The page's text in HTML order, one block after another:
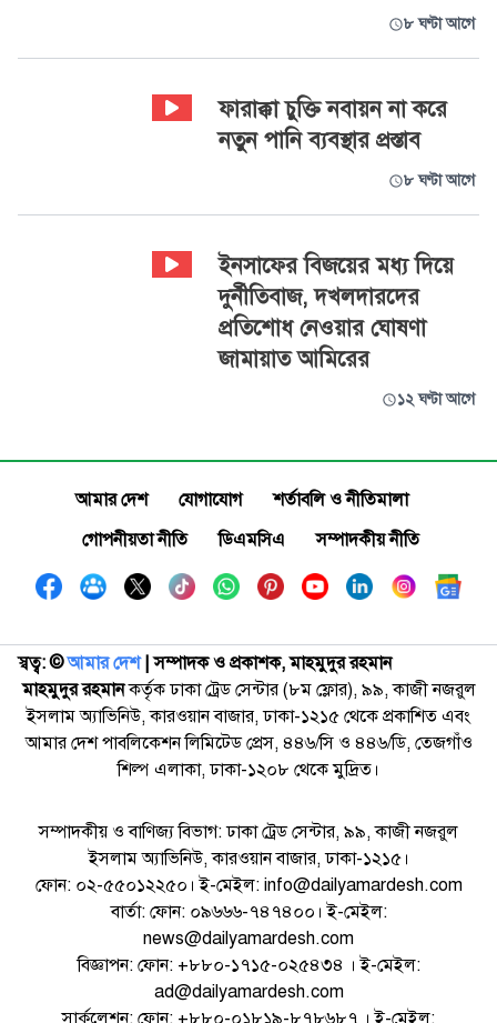
৮ ঘণ্টা আগে
ফারাক্কা চুক্তি নবায়ন না করে
নতুন পানি ব্যবস্থার প্রস্তাব
৮ ঘণ্টা আগে
ইনসাফের বিজয়ের মধ্য দিয়ে
দুর্নীতিবাজ, দখলদারদের
প্রতিশোধ নেওয়ার ঘোষণা
জামায়াত আমিরের
১২ ঘণ্টা আগে
আমার দেশ যোগাযোগ
শর্তাবলি ও নীতিমালা
গোপনীয়তা নীতি
ডিএমসিএ সম্পাদকীয় নীতি
স্বত্ব: ©️আমার দেশ| সম্পাদক ও প্রকাশক, মাহমুদুর রহমান
মাহমুদুর রহমানকর্তৃক ঢাকা ট্রেড সেন্টার (৮ম ফ্লোর), ৯৯, কাজী নজরুল
ইসলাম অ্যাভিনিউ, কারওয়ান বাজার, ঢাকা-১২১৫ থেকে প্রকাশিত এবং
আমার দেশ পাবলিকেশন লিমিটেড প্রেস, ৪৪৬/সি ও ৪৪৬/ডি, তেজগাঁও
শিল্প এলাকা, ঢাকা-১২০৮ থেকে মুদ্রিত।
সম্পাদকীয় ও বাণিজ্য বিভাগ: ঢাকা ট্রেড সেন্টার, ৯৯, কাজী নজরুল
ইসলাম অ্যাভিনিউ, কারওয়ান বাজার, ঢাকা-১২১৫।
ফোন: ০২-৫৫০১২২৫০। ই-মেইল: info@dailyamardesh.com
বার্তা: ফোন: ০৯৬৬৬-৭৪৭৪০০। ই-মেইল:
news@dailyamardesh.com
বিজ্ঞাপন: ফোন: +৮৮০-১৭১৫-০২৫৪৩৪ । ই-মেইল:
ad@dailyamardesh.com
সার্কুলেশন: ফোন: +৮৮০-০১৮১৯-৮৭৮৬৮৭ । ই-মেইল: